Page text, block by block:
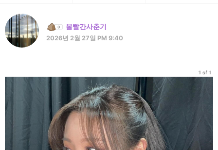
볼빨간사춘기
2026년 2월 27일 PM 9:40
1 of 1